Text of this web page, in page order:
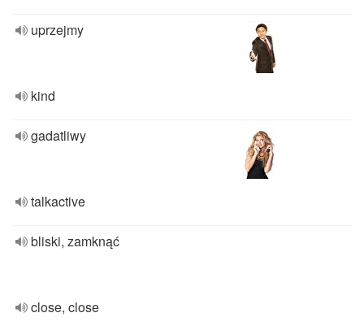
uprzejmy
kind
gadatliwy
talkactive
bliski, zamknąć
close, close